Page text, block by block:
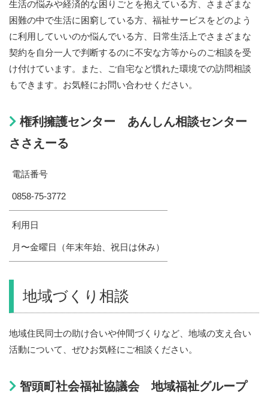
生活の悩みや経済的な困りごとを抱えている方、さまざまな
困難の中で生活に困窮している方、福祉サービスをどのよう
に利用していいのか悩んでいる方、日常生活上でさまざまな
契約を自分一人で判断するのに不安な方等からのご相談を受
け付けています。また、ご自宅など慣れた環境での訪問相談
もできます。お気軽にお問い合わせください。
権利擁護センター あんしん相談センター
ささえーる
電話番号
0858-75-3772
利用日
月〜金曜日（年末年始、祝日は休み）
地域づくり相談
地域住民同士の助け合いや仲間づくりなど、地域の支え合い
活動について、ぜひお気軽にご相談ください。
智頭町社会福祉協議会 地域福祉グループ